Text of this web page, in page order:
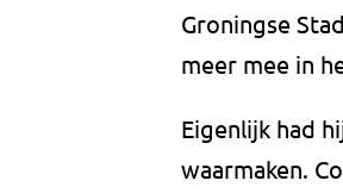
Groningse
meer mee in
Eigenlijk had
waarmaken.